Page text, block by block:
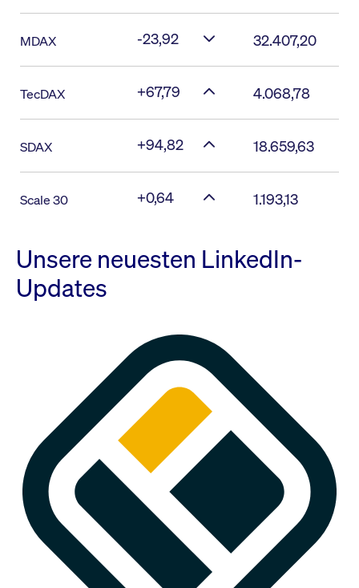
MDAX -23,92 32.407,20
TecDAX +67,79 4.068,78
SDAX +94,82 18.659,63
Scale 30 +0,64 1.193,13
Unsere neuesten LinkedIn-
Updates